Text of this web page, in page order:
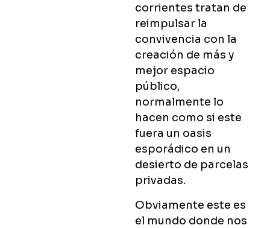
corrientes tratan de
reimpulsar la
convivencia con la
creación de más y
mejor espacio
público,
normalmente lo
hacen como si este
fuera un oasis
esporádico en un
desierto de parcelas
privadas.
Obviamente este es
el mundo donde nos